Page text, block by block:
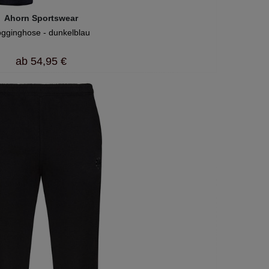
Ahorn Sportswear
- dunkelblau
ab 54,95 €